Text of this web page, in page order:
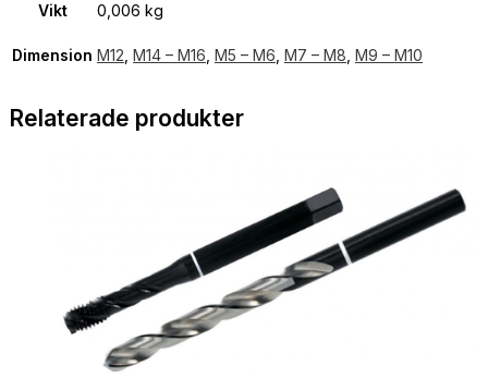
Vikt 0,006 kg
Dimension M12 M14 – M16 M5 – M6 M7 – M8 M9 – M10
Relaterade produkter